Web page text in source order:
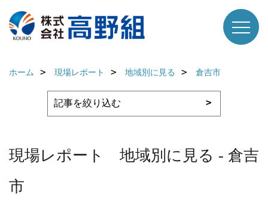
ホーム 現場レポート 地域別に見る 倉吉市
現場レポート 地域別に見る - 倉吉
市